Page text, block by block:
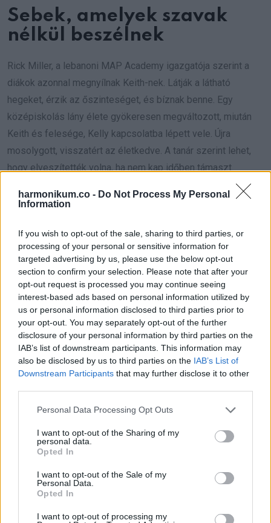
harmonikum.co - Do Not Process My Personal
Information
If you wish to opt-out of the sale, sharing to third parties, or
processing of your personal or sensitive information for
targeted advertising by us, please use the below opt-out
section to confirm your selection. Please note that after your
opt-out request is processed you may continue seeing
interest-based ads based on personal information utilized by
us or personal information disclosed to third parties prior to
your opt-out. You may separately opt-out of the further
disclosure of your personal information by third parties on the
IAB’s list of downstream participants. This information may
also be disclosed by us to third parties on the IAB’s List of
Downstream Participants that may further disclose it to other
Please note that this website/app uses one or more Google
not limited to your visit or usage behaviour. You may click to
grant or deny consent to Google and its third-party tags to
use your data for below specified purposes in below Google
consent section.
Personal Data Processing Opt Outs
I want to opt-out of the Sharing of my
personal data.
Opted In
I want to opt-out of the Sale of my
Personal Data.
Opted In
I want to opt-out of processing my
Sebek, amelyek szavak
nélkül beszélnek
Rick Miller, a lebanoni MAP Academy igazgatója szerint a
diákok azonnal megnyílnak Keith-nek. Látják a látható
hegeket, érzik az őszinteséget, és bíznak benne. Egy
középiskolás lány élete gyökeresen megváltozott, miután
Keith és felesége, Kelly kapcsolatba lépett vele. Újra
mosolygott, visszatért az életkedve. A tanár szerint lehet,
hogy elveszítették volna, ha nem kap időben támaszt.
Keith úgy fogalmaz, sokan belül hordják a sebeiket. Nála
kapcsolatot másokkal.